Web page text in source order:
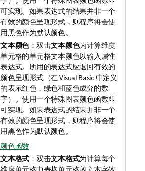
可实现。如果表达式的结果并非一个
有效的颜色呈现形式，则程序将会使
用黑色作为默认颜色。
文本颜色：双击文本颜色为计算维度
单元格的单元格文本颜色以输入属性
表达式。所用的表达式应返回有效的
颜色呈现形式（在 Visual Basic 中定义
的表示红色，绿色和蓝色成分的数
字）。使用一个特殊图表颜色函数即
可实现。如果表达式的结果并非一个
有效的颜色呈现形式，则程序将会使
用黑色作为默认颜色。
颜色函数
文本格式 ：双击文本格式为计算每个
维度单元格中表格单元格的文本字体